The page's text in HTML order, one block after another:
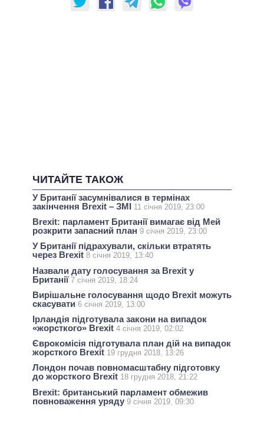
ЧИТАЙТЕ ТАКОЖ
У Британії засумнівалися в термінах
закінчення Brexit – ЗМІ 11 січня 2019, 23:00
Brexit: парламент Британії вимагає від Мей
розкрити запасний план 9 січня 2019, 23:00
У Британії підрахували, скільки втратять
через Brexit 8 січня 2019, 13:40
Назвали дату голосування за Brexit у
Британії 7 січня 2019, 18:24
Вирішальне голосування щодо Brexit можуть
скасувати 6 січня 2019, 13:00
Ірландія підготувала закони на випадок
«жорсткого» Brexit 4 січня 2019, 02:02
Єврокомісія підготувала план дій на випадок
жорсткого Brexit 19 грудня 2018, 13:26
Лондон почав повномасштабну підготовку
до жорсткого Brexit 18 грудня 2018, 21:22
Brexit: британський парламент обмежив
повноваження уряду 9 січня 2019, 09:30